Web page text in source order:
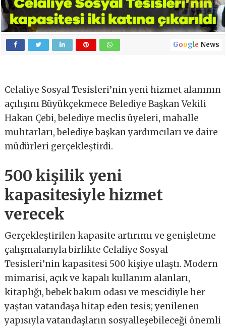
Google News
Celaliye Sosyal Tesisleri’nin yeni hizmet alanının
açılışını Büyükçekmece Belediye Başkan Vekili
Hakan Çebi, belediye meclis üyeleri, mahalle
muhtarları, belediye başkan yardımcıları ve daire
müdürleri gerçekleştirdi.
500 kişilik yeni
kapasitesiyle hizmet
verecek
Gerçekleştirilen kapasite artırımı ve genişletme
çalışmalarıyla birlikte Celaliye Sosyal
Tesisleri’nin kapasitesi 500 kişiye ulaştı. Modern
mimarisi, açık ve kapalı kullanım alanları,
kitaplığı, bebek bakım odası ve mescidiyle her
yaştan vatandaşa hitap eden tesis; yenilenen
yapısıyla vatandaşların sosyalleşebileceği önemli